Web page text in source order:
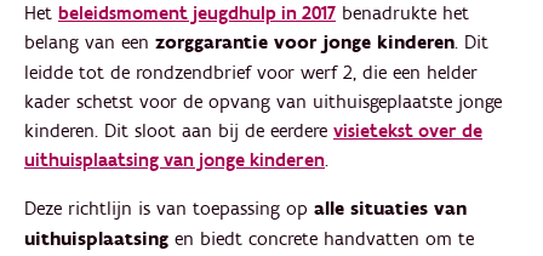
Het beleidsmoment jeugdhulp in 2017 benadrukte het
belang van een zorggarantie voor jonge kinderen. Dit
leidde tot de rondzendbrief voor werf 2, die een helder
kader schetst voor de opvang van uithuisgeplaatste jonge
kinderen. Dit sloot aan bij de eerdere visietekst over de
uithuisplaatsing van jonge kinderen.
Deze richtlijn is van toepassing op alle situaties van
uithuisplaatsing en biedt concrete handvatten om te